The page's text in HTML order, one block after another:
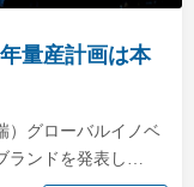
量産計画は本
）グローバルイノベ
ランドを発表し…